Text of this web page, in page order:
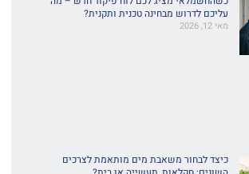
עליכם לדרוש מבחינה טכנית ותקנית?
מאי 12, 2026
כיצד לבחור משאבת מים מותאמת לצרכים